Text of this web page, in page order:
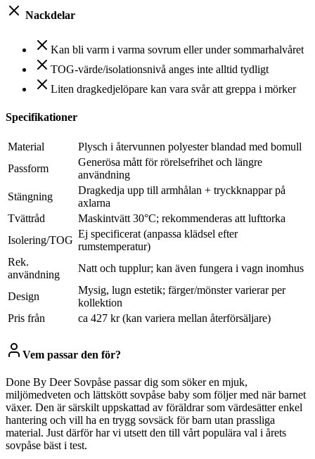
Nackdelar
Kan bli varm i varma sovrum eller under sommarhalvåret
TOG-värde/isolationsnivå anges inte alltid tydligt
Liten dragkedje­löpare kan vara svår att greppa i mörker
Specifikationer
Material
Plysch i återvunnen polyester blandad med bomull
Passform
Generösa mått för rörelsefrihet och längre
användning
Stängning
Dragkedja upp till armhålan + tryckknappar på
axlarna
Tvättråd
Maskintvätt 30°C; rekommenderas att lufttorka
Isolering/TOG
Ej specificerat (anpassa klädsel efter
rumstemperatur)
Rek.
användning
Natt och tupplur; kan även fungera i vagn inomhus
Design
Mysig, lugn estetik; färger/mönster varierar per
kollektion
Pris från
ca 427 kr (kan variera mellan återförsäljare)
Vem passar den för?
Done By Deer Sovpåse passar dig som söker en mjuk,
miljömedveten och lättskött sovpåse baby som följer med när barnet
växer. Den är särskilt uppskattad av föräldrar som värdesätter enkel
hantering och vill ha en trygg sovsäck för barn utan prassliga
material. Just därför har vi utsett den till vårt populära val i årets
sovpåse bäst i test.